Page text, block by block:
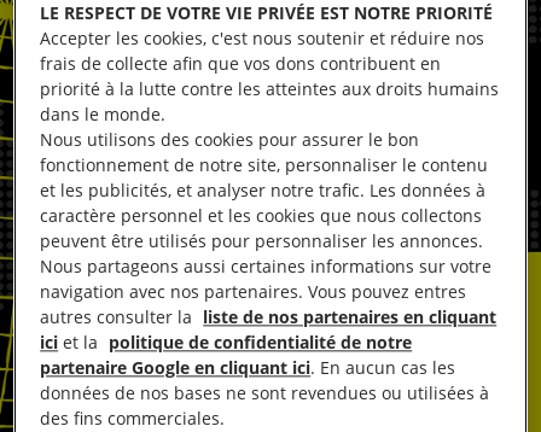
LE RESPECT DE VOTRE VIE PRIVÉE EST NOTRE PRIORITÉ
Accepter les cookies, c'est nous soutenir et réduire nos
frais de collecte afin que vos dons contribuent en
priorité à la lutte contre les atteintes aux droits humains
dans le monde.
Nous utilisons des cookies pour assurer le bon
fonctionnement de notre site, personnaliser le contenu
et les publicités, et analyser notre trafic. Les données à
caractère personnel et les cookies que nous collectons
peuvent être utilisés pour personnaliser les annonces.
Nous partageons aussi certaines informations sur votre
navigation avec nos partenaires. Vous pouvez entres
autres consulter la liste de nos partenaires en cliquant
ici et la politique de confidentialité de notre
partenaire Google en cliquant ici. En aucun cas les
données de nos bases ne sont revendues ou utilisées à
des fins commerciales.